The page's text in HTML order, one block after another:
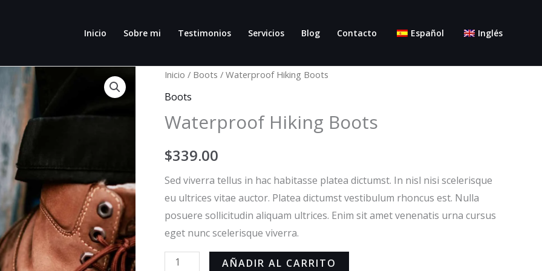
Inicio Sobre mi Testimonios Servicios Blog Contacto Español Inglés
Inicio / Boots / Waterproof Hiking Boots
Boots
Waterproof Hiking Boots
$339.00
Sed viverra tellus in hac habitasse platea dictumst. In nisl nisi scelerisque
eu ultrices vitae auctor. Platea dictumst vestibulum rhoncus est. Nulla
posuere sollicitudin aliquam ultrices. Enim sit amet venenatis urna cursus
eget nunc scelerisque viverra.
Waterproof
Hiking
cantidad
AÑADIR AL CARRITO